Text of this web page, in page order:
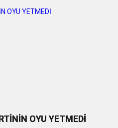
OYU YETMEDİ